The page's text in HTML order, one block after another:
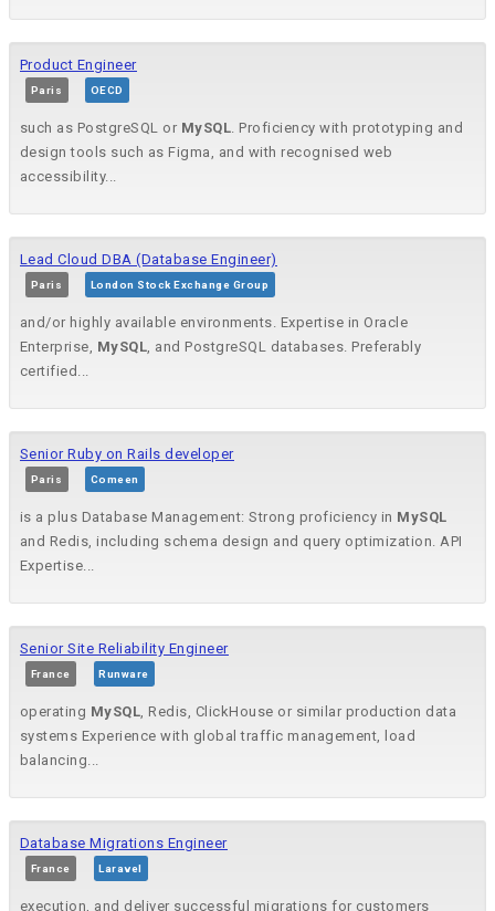
Product Engineer
Paris OECD
such as PostgreSQL or MySQL. Proficiency with prototyping and
design tools such as Figma, and with recognised web
accessibility...
Lead Cloud DBA (Database Engineer)
Paris London Stock Exchange Group
and/or highly available environments. Expertise in Oracle
Enterprise, MySQL, and PostgreSQL databases. Preferably
certified...
Senior Ruby on Rails developer
Paris Comeen
is a plus Database Management: Strong proficiency in MySQL
and Redis, including schema design and query optimization. API
Expertise...
Senior Site Reliability Engineer
France Runware
operating MySQL, Redis, ClickHouse or similar production data
systems Experience with global traffic management, load
balancing...
Database Migrations Engineer
France Laravel
execution, and deliver successful migrations for customers